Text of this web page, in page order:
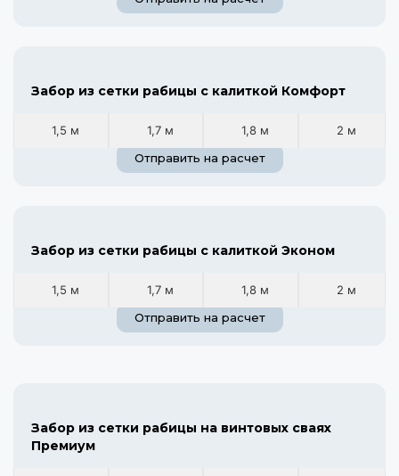
Забор из сетки рабицы с калиткой Комфорт
1,5 м 1,7 м 1,8 м
2 м
Отправить на расчет
Забор из сетки рабицы с калиткой Эконом
1,5 м 1,7 м 1,8 м
2 м
Отправить на расчет
Забор из сетки рабицы на винтовых сваях
Премиум